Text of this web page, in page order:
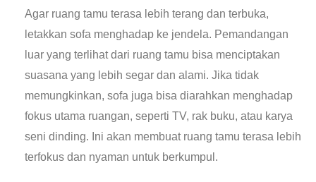
Agar ruang tamu terasa lebih terang dan terbuka,
letakkan sofa menghadap ke jendela. Pemandangan
luar yang terlihat dari ruang tamu bisa menciptakan
suasana yang lebih segar dan alami. Jika tidak
memungkinkan, sofa juga bisa diarahkan menghadap
fokus utama ruangan, seperti TV, rak buku, atau karya
seni dinding. Ini akan membuat ruang tamu terasa lebih
terfokus dan nyaman untuk berkumpul.